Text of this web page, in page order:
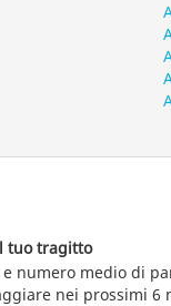
tuo tragitto
numero medio di
nei prossimi 6